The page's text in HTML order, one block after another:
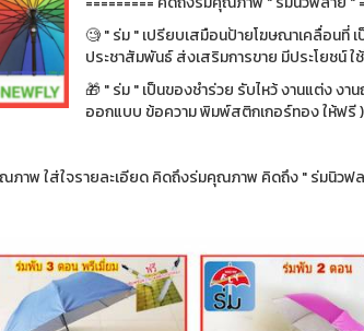
🧐 " ร่ม " เปรียบเสมือนป้ายโฆษณาเคลื่อนที่ เ
ประชาสัมพันธ์ ส่งเสริมการขาย มีประโยชน์ ใ
🎁 " ร่ม " เป็นของชำร่วย รับไหว้ งานแต่ง งา
ออกแบบ ข้อความ พิมพ์สติกเกอร์ทอง ให้ฟรี )
ภาพ ใส่ใจรายละเอียด คิดถึงร่มคุณภาพ คิดถึง " ร่มนิวฟ